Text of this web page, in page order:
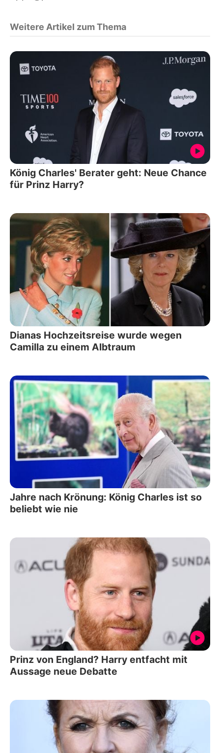
Weitere Artikel zum Thema
König Charles' Berater geht: Neue Chance
für Prinz Harry?
Dianas Hochzeitsreise wurde wegen
Camilla zu einem Albtraum
Jahre nach Krönung: König Charles ist so
beliebt wie nie
Prinz von England? Harry entfacht mit
Aussage neue Debatte